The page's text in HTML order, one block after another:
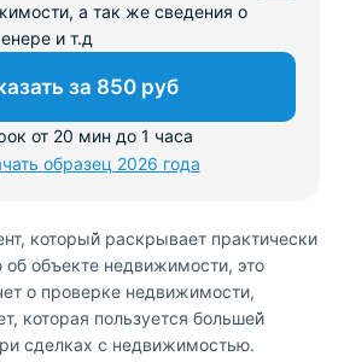
а так же сведения о
и т.д
за 850 руб
от 20 мин до 1 часа
образец 2026 года
который̆ раскрывает практически
объекте недвижимости, это
о проверке недвижимости,
которая пользуется большей̆
сделках с недвижимостью.